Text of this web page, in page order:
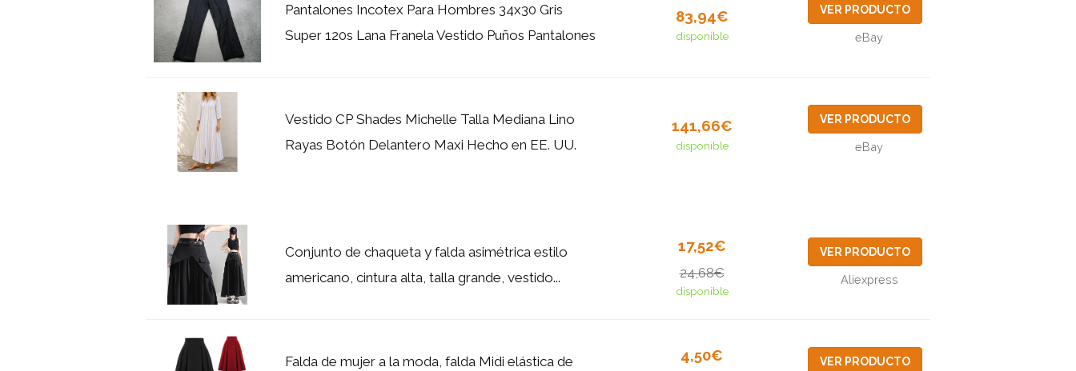
Pantalones Incotex Para Hombres 34x30 Gris
Super 120s Lana Franela Vestido Puños Pantalones
83,94€
disponible
VER PRODUCTO
eBay
Vestido CP Shades Michelle Talla Mediana Lino
Rayas Botón Delantero Maxi Hecho en EE. UU.
141,66€
disponible
VER PRODUCTO
eBay
Conjunto de chaqueta y falda asimétrica estilo
americano, cintura alta, talla grande, vestido...
17,52€
24,68€
disponible
VER PRODUCTO
Aliexpress
Falda de mujer a la moda, falda Midi elástica de
4,50€ VER PRODUCTO